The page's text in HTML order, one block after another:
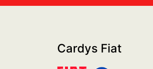
Cardys Fiat